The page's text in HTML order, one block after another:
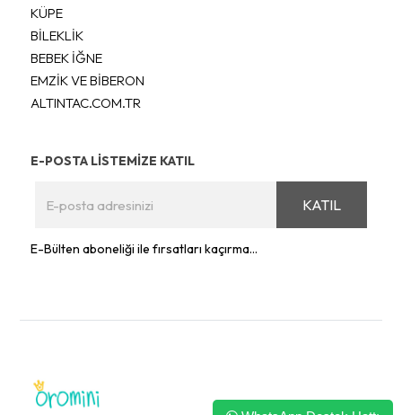
KÜPE
BİLEKLİK
BEBEK İĞNE
EMZİK VE BİBERON
ALTINTAC.COM.TR
E-POSTA LİSTEMİZE KATIL
KATIL
E-Bülten aboneliği ile fırsatları kaçırma...